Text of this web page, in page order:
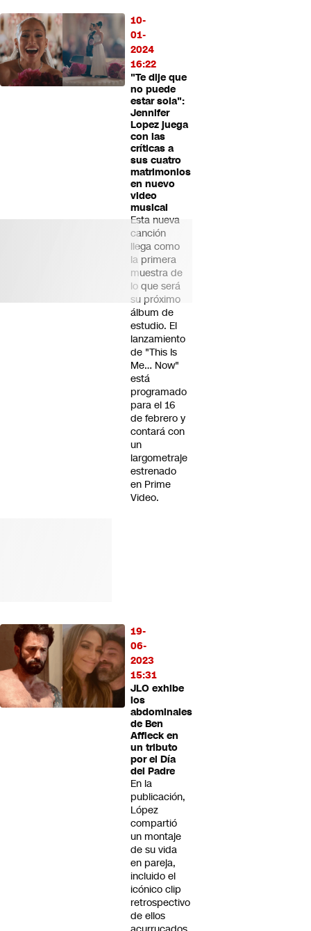
10-
01-
2024
16:22
"Te dije que
no puede
estar sola":
Jennifer
Lopez juega
con las
críticas a
sus cuatro
matrimonios
en nuevo
video
musical
Esta nueva
canción
llega como
la primera
muestra de
lo que será
su próximo
álbum de
estudio. El
lanzamiento
de "This Is
Me… Now"
está
programado
para el 16
de febrero y
contará con
un
largometraje
estrenado
en Prime
Video.
19-
06-
2023
15:31
JLO exhibe
los
abdominales
de Ben
Affleck en
un tributo
por el Día
del Padre
En la
publicación,
López
compartió
un montaje
de su vida
en pareja,
incluido el
icónico clip
retrospectivo
de ellos